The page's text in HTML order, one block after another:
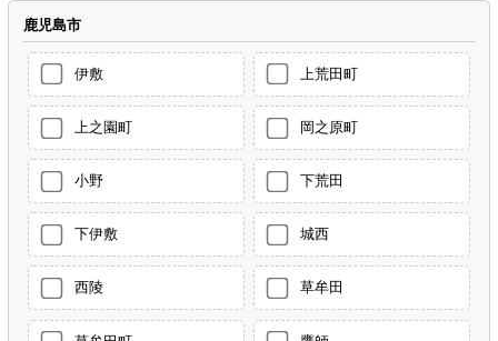
鹿児島市
伊敷 上荒田町
上之園町 岡之原町
小野 下荒田
下伊敷 城西
西陵 草牟田